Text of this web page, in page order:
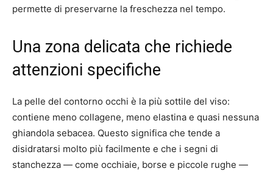
permette di preservarne la freschezza nel tempo.
Una zona delicata che richiede
attenzioni specifiche
La pelle del contorno occhi è la più sottile del viso:
contiene meno collagene, meno elastina e quasi nessuna
ghiandola sebacea. Questo significa che tende a
disidratarsi molto più facilmente e che i segni di
stanchezza — come occhiaie, borse e piccole rughe —